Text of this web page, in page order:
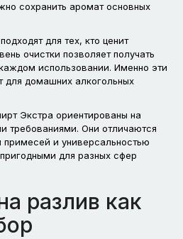
сохранить аромат основных
для тех, кто ценит
очистки позволяет получать
использовании. Именно эти
для домашних алкогольных
Экстра ориентированы на
требованиями. Они отличаются
и универсальностью
для разных сфер
разлив как